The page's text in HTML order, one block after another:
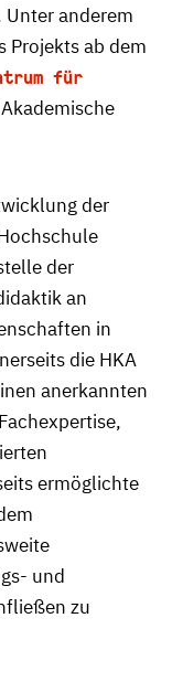
anderem
Projekts ab dem
für
der
der
an
in
die HKA
anerkannten
ermöglichte
und
zu